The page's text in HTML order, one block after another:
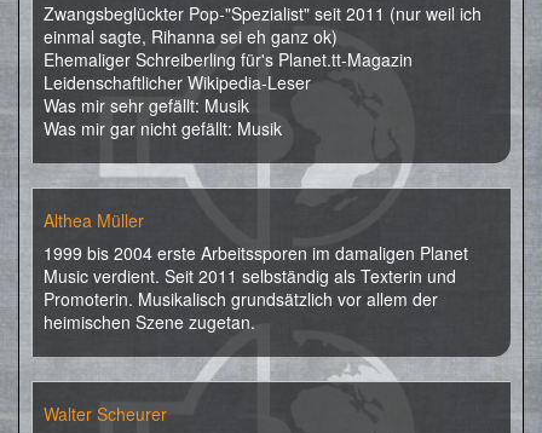
Zwangsbeglückter Pop-"Spezialist" seit 2011 (nur weil ich
einmal sagte, Rihanna sei eh ganz ok)
Ehemaliger Schreiberling für's Planet.tt-Magazin
Leidenschaftlicher Wikipedia-Leser
Was mir sehr gefällt: Musik
Was mir gar nicht gefällt: Musik
Althea Müller
1999 bis 2004 erste Arbeitssporen im damaligen Planet
Music verdient. Seit 2011 selbständig als Texterin und
Promoterin. Musikalisch grundsätzlich vor allem der
heimischen Szene zugetan.
Walter Scheurer